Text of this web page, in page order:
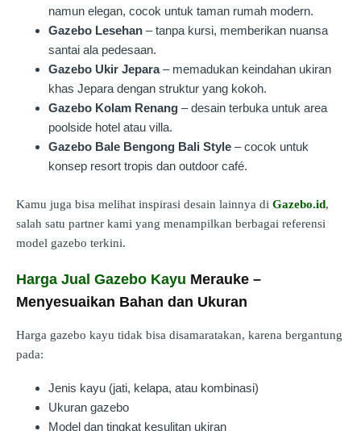
namun elegan, cocok untuk taman rumah modern.
Gazebo Lesehan – tanpa kursi, memberikan nuansa
santai ala pedesaan.
Gazebo Ukir Jepara– memadukan keindahan ukiran
khas Jepara dengan struktur yang kokoh.
Gazebo Kolam Renang – desain terbuka untuk area
poolside hotel atau villa.
Gazebo Bale Bengong Bali Style – cocok untuk
konsep resort tropis dan outdoor café.
Kamu juga bisa melihat inspirasi desain lainnya di Gazebo.id,
salah satu partner kami yang menampilkan berbagai referensi
model gazebo terkini.
Harga Jual Gazebo Kayu Merauke –
Menyesuaikan Bahan dan Ukuran
Harga gazebo kayu tidak bisa disamaratakan, karena bergantung
pada:
Jenis kayu (jati, kelapa, atau kombinasi)
Ukuran gazebo
Model dan tingkat kesulitan ukiran